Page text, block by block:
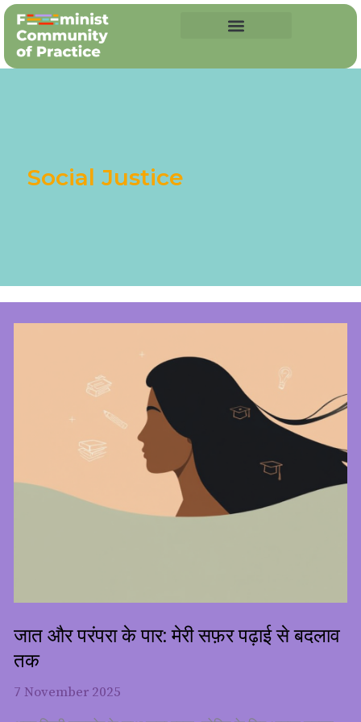
Social Justice
जात और परंपरा के पार: मेरी सफ़र पढ़ाई से बदलाव
तक
7 November 2025